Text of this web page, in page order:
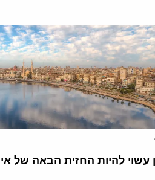
עשוי להיות החזית הבאה של